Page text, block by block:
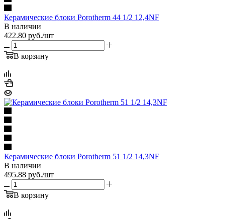
Керамические блоки Porotherm 44 1/2 12,4NF
В наличии
422.80 руб./шт
В корзину
Керамические блоки Porotherm 51 1/2 14,3NF
В наличии
495.88 руб./шт
В корзину